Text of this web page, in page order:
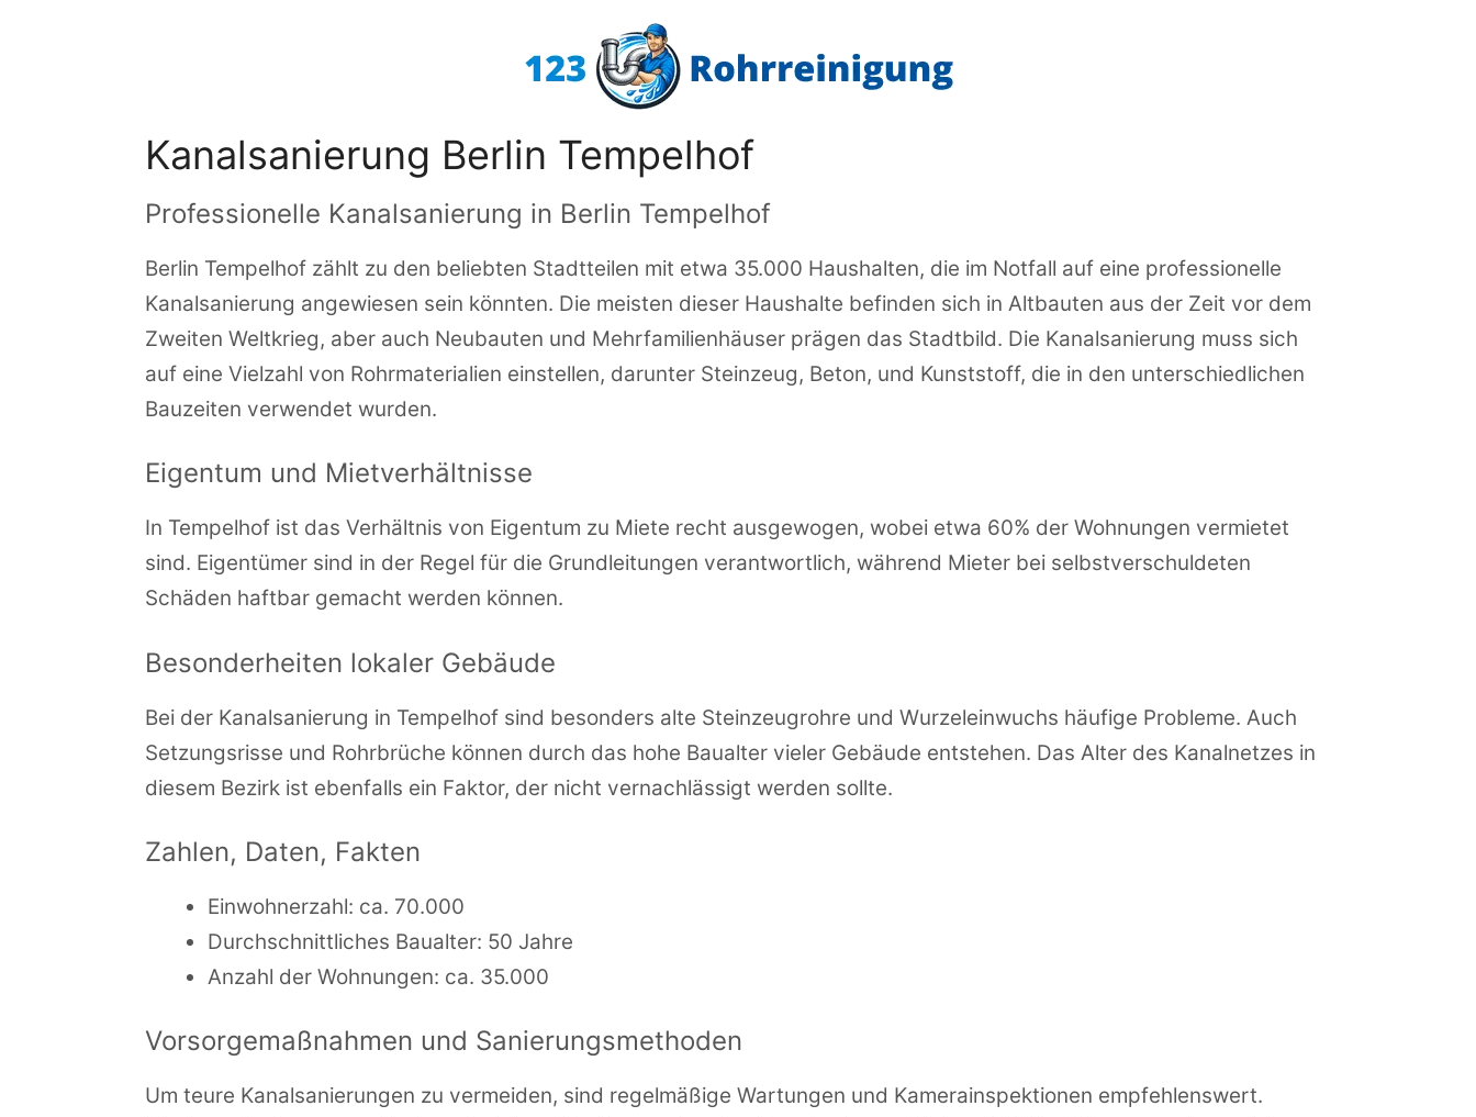
Kanalsanierung Berlin Tempelhof
Professionelle Kanalsanierung in Berlin Tempelhof
Berlin Tempelhof zählt zu den beliebten Stadtteilen mit etwa 35.000 Haushalten, die im Notfall auf eine professionelle
Kanalsanierung angewiesen sein könnten. Die meisten dieser Haushalte befinden sich in Altbauten aus der Zeit vor dem
Zweiten Weltkrieg, aber auch Neubauten und Mehrfamilienhäuser prägen das Stadtbild. Die Kanalsanierung muss sich
auf eine Vielzahl von Rohrmaterialien einstellen, darunter Steinzeug, Beton, und Kunststoff, die in den unterschiedlichen
Bauzeiten verwendet wurden.
Eigentum und Mietverhältnisse
In Tempelhof ist das Verhältnis von Eigentum zu Miete recht ausgewogen, wobei etwa 60% der Wohnungen vermietet
sind. Eigentümer sind in der Regel für die Grundleitungen verantwortlich, während Mieter bei selbstverschuldeten
Schäden haftbar gemacht werden können.
Besonderheiten lokaler Gebäude
Bei der Kanalsanierung in Tempelhof sind besonders alte Steinzeugrohre und Wurzeleinwuchs häufige Probleme. Auch
Setzungsrisse und Rohrbrüche können durch das hohe Baualter vieler Gebäude entstehen. Das Alter des Kanalnetzes in
diesem Bezirk ist ebenfalls ein Faktor, der nicht vernachlässigt werden sollte.
Zahlen, Daten, Fakten
Einwohnerzahl: ca. 70.000
Durchschnittliches Baualter: 50 Jahre
Anzahl der Wohnungen: ca. 35.000
Vorsorgemaßnahmen und Sanierungsmethoden
Um teure Kanalsanierungen zu vermeiden, sind regelmäßige Wartungen und Kamerainspektionen empfehlenswert.